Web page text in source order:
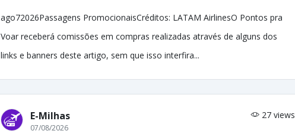
ago72026Passagens PromocionaisCréditos: LATAM AirlinesO Pontos pra
Voar receberá comissões em compras realizadas através de alguns dos
links e banners deste artigo, sem que isso interfira...
E-Milhas 27 views
07/08/2026